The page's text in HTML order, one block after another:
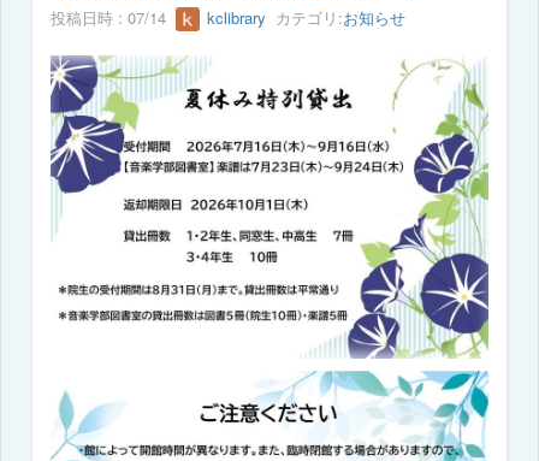
投稿日時 : 07/14 kclibrary カテゴリ:お知らせ